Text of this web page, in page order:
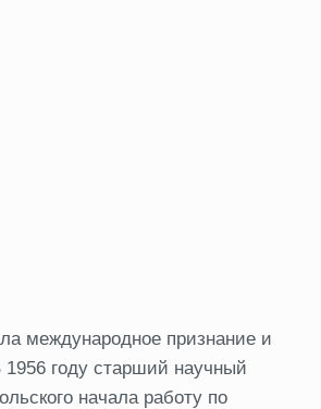
международное признание и
году старший научный
начала работу по